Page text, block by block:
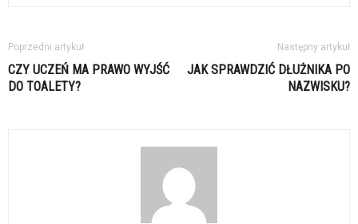
Poprzedni artykuł
CZY UCZEŃ MA PRAWO WYJŚĆ
DO TOALETY?
Następny artykuł
JAK SPRAWDZIĆ DŁUŻNIKA PO
NAZWISKU?